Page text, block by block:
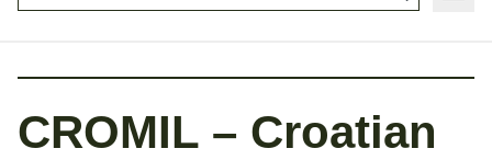
CROMIL – Croatian